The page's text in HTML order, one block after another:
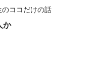
のココだけの話
か